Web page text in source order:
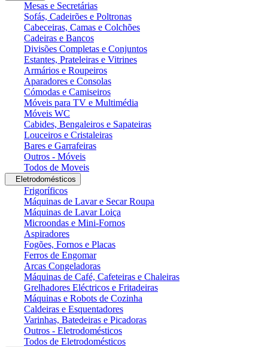
Mesas e Secretárias
Sofás, Cadeirões e Poltronas
Cabeceiras, Camas e Colchões
Cadeiras e Bancos
Divisões Completas e Conjuntos
Estantes, Prateleiras e Vitrines
Armários e Roupeiros
Aparadores e Consolas
Cómodas e Camiseiros
Móveis para TV e Multimédia
Móveis WC
Cabides, Bengaleiros e Sapateiras
Louceiros e Cristaleiras
Bares e Garrafeiras
Outros - Móveis
Todos de Moveis
Eletrodomésticos
Frigoríficos
Máquinas de Lavar e Secar Roupa
Máquinas de Lavar Loiça
Microondas e Mini-Fornos
Aspiradores
Fogões, Fornos e Placas
Ferros de Engomar
Arcas Congeladoras
Máquinas de Café, Cafeteiras e Chaleiras
Grelhadores Eléctricos e Fritadeiras
Máquinas e Robots de Cozinha
Caldeiras e Esquentadores
Varinhas, Batedeiras e Picadoras
Outros - Eletrodomésticos
Todos de Eletrodomésticos